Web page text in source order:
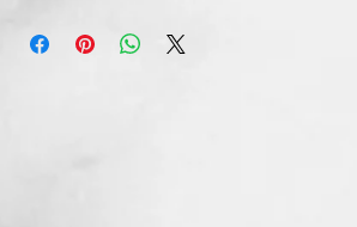
ทางบริษัท ไม่มีนโยบายการรับ เปลี่ยน/คืน สินค้า ทุกรณี